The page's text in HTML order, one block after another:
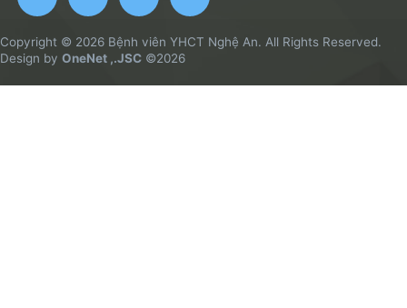
Copyright © 2026 Bệnh viên YHCT Nghệ An. All Rights Reserved.
Design by OneNet ,.JSC ©2026